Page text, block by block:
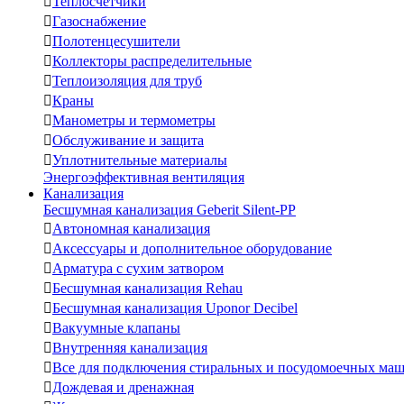
Газоснабжение
Полотенцесушители
Коллекторы распределительные
Теплоизоляция для труб
Краны
Манометры и термометры
Обслуживание и защита
Уплотнительные материалы
Энергоэффективная вентиляция
Канализация
Бесшумная канализация Geberit Silent-PP
Автономная канализация
Аксессуары и дополнительное оборудование
Арматура с сухим затвором
Бесшумная канализация Rehau
Бесшумная канализация Uponor Decibel
Вакуумные клапаны
Внутренняя канализация
Все для подключения стиральных и посудомоечных
Дождевая и дренажная